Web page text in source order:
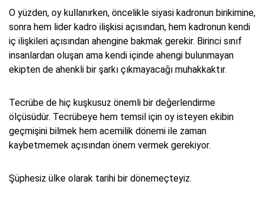
O yüzden, oy kullanırken, öncelikle siyasi kadronun birikimine,
sonra hem lider kadro ilişkisi açısından, hem kadronun kendi
iç ilişkileri açısından ahengine bakmak gerekir. Birinci sınıf
insanlardan oluşan ama kendi içinde ahengi bulunmayan
ekipten de ahenkli bir şarkı çıkmayacağı muhakkaktır.
Tecrübe de hiç kuşkusuz önemli bir değerlendirme
ölçüsüdür. Tecrübeye hem temsil için oy isteyen ekibin
geçmişini bilmek hem acemilik dönemi ile zaman
kaybetmemek açısından önem vermek gerekiyor.
Şüphesiz ülke olarak tarihi bir dönemeçteyiz.